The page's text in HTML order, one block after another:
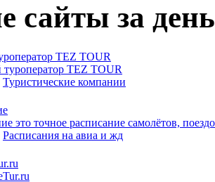
сайты за день
TEZ TOUR
Туристические компании
Расписания на авиа и жд